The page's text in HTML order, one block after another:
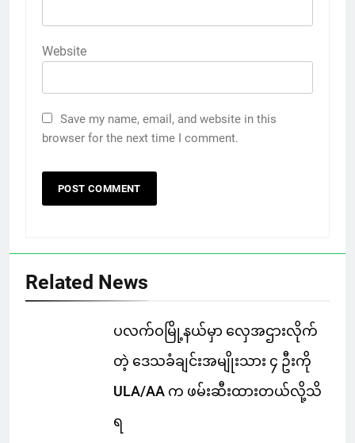
Website
Save my name, email, and website in this
browser for the next time I comment.
Related News
ပလက်ဝမြို့နယ်မှာ လှေအဌားလိုက်
တဲ့ ဒေသခံချင်းအမျိုးသား ၄ ဦးကို
ULA/AA က ဖမ်းဆီးထားတယ်လို့သိ
ရ